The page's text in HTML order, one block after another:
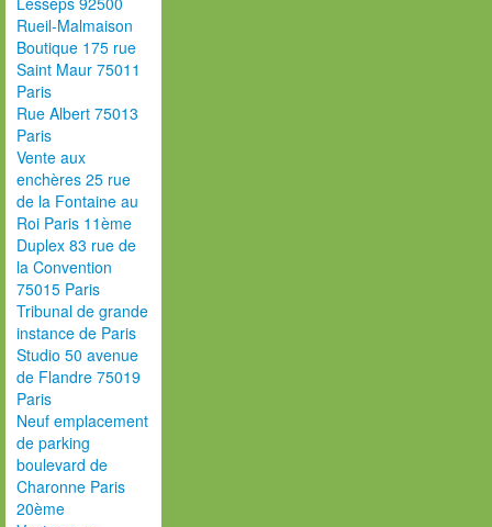
Rueil-Malmaison
Boutique 175 rue
Saint Maur 75011
Paris
Rue Albert 75013
Paris
Vente aux
enchères 25 rue
de la Fontaine au
Roi Paris 11ème
Duplex 83 rue de
la Convention
75015 Paris
Tribunal de grande
instance de Paris
Studio 50 avenue
de Flandre 75019
Paris
Neuf emplacement
de parking
boulevard de
Charonne Paris
20ème